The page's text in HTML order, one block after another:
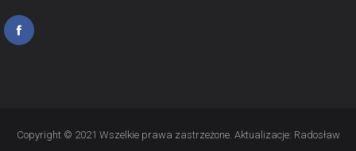
Copyright © 2021 Wszelkie prawa zastrzeżone. Aktualizacje: Radosław